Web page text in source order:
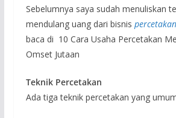
Sebelumnya saya sudah menuliskan
mendulang uang dari bisnis percetakan
baca di 10 Cara Usaha Percetakan
Omset Jutaan
Teknik Percetakan
Ada tiga teknik percetakan yang